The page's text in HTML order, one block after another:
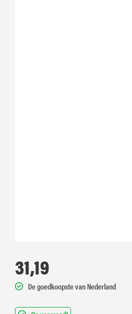
31,19
De goedkoopste van Nederland